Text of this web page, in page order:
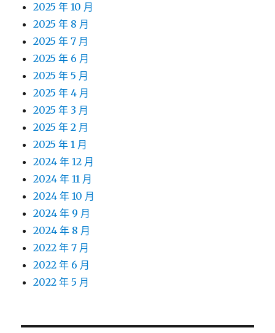
2025 年 10 月
2025 年 8 月
2025 年 7 月
2025 年 6 月
2025 年 5 月
2025 年 4 月
2025 年 3 月
2025 年 2 月
2025 年 1 月
2024 年 12 月
2024 年 11 月
2024 年 10 月
2024 年 9 月
2024 年 8 月
2022 年 7 月
2022 年 6 月
2022 年 5 月